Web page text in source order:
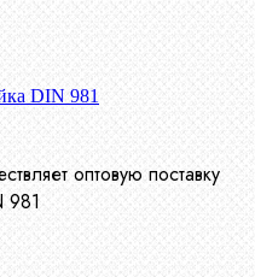
DIN 981
оптовую поставку
981